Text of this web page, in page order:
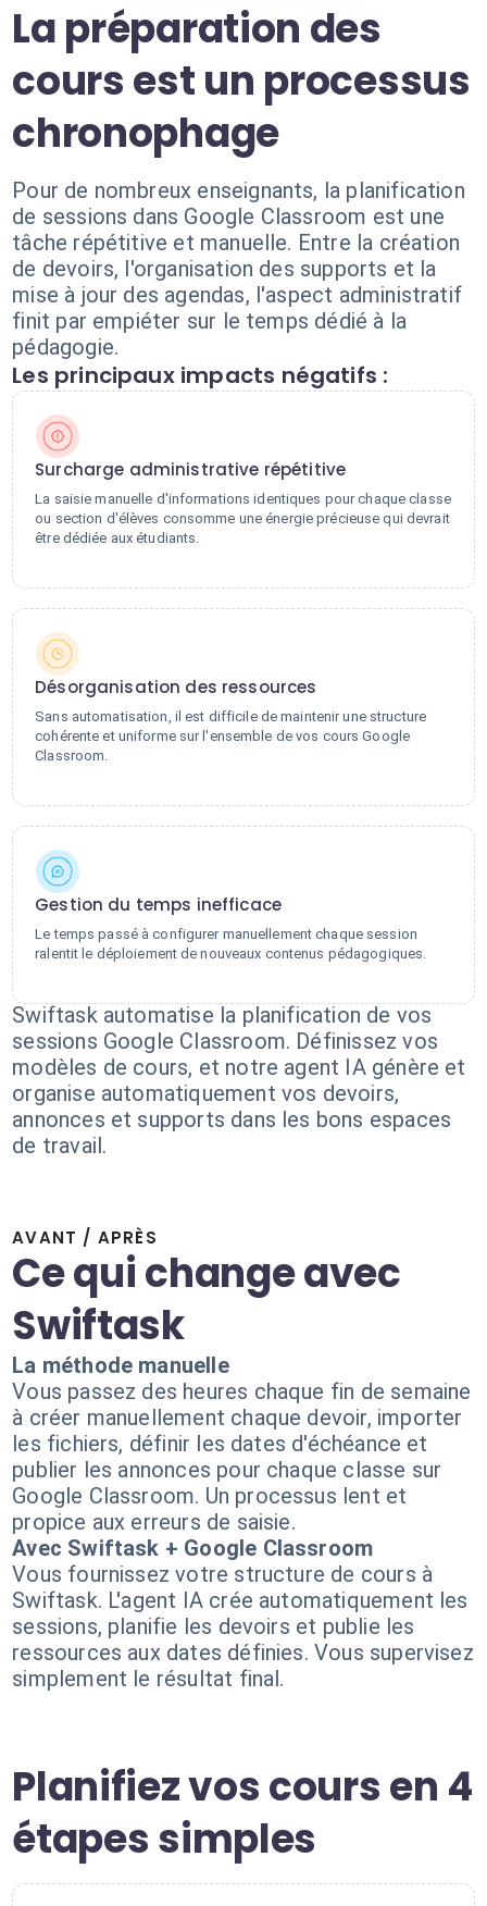
La préparation des
cours est un processus
chronophage
Pour de nombreux enseignants, la planification
de sessions dans Google Classroom est une
tâche répétitive et manuelle. Entre la création
de devoirs, l'organisation des supports et la
mise à jour des agendas, l'aspect administratif
finit par empiéter sur le temps dédié à la
pédagogie.
Les principaux impacts négatifs :
Surcharge administrative répétitive
La saisie manuelle d'informations identiques pour chaque classe
ou section d'élèves consomme une énergie précieuse qui devrait
être dédiée aux étudiants.
Désorganisation des ressources
Sans automatisation, il est difficile de maintenir une structure
cohérente et uniforme sur l'ensemble de vos cours Google
Classroom.
Gestion du temps inefficace
Le temps passé à configurer manuellement chaque session
ralentit le déploiement de nouveaux contenus pédagogiques.
Swiftask automatise la planification de vos
sessions Google Classroom. Définissez vos
modèles de cours, et notre agent IA génère et
organise automatiquement vos devoirs,
annonces et supports dans les bons espaces
de travail.
AVANT / APRÈS
Ce qui change avec
Swiftask
La méthode manuelle
Vous passez des heures chaque fin de semaine
à créer manuellement chaque devoir, importer
les fichiers, définir les dates d'échéance et
publier les annonces pour chaque classe sur
Google Classroom. Un processus lent et
propice aux erreurs de saisie.
Avec Swiftask + Google Classroom
Vous fournissez votre structure de cours à
Swiftask. L'agent IA crée automatiquement les
sessions, planifie les devoirs et publie les
ressources aux dates définies. Vous supervisez
simplement le résultat final.
Planifiez vos cours en 4
étapes simples